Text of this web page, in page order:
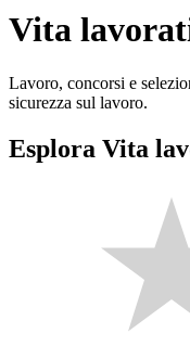
Vita
Lavoro, concorsi e
sicurezza sul lavoro.
Esplora Vita